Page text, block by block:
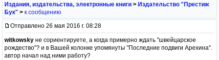
Издания, издательства, электронные книги > Издательство "Престиж
Бук" > к сообщению
Отправлено 26 мая 2016 г. 08:28
witkowsky не сориентируете, а когда примерно ждать "швейцарское
рождество"? и в Вашей колонке упомянуты "Последние подвиги Арехина".
автор начал над ними работу?